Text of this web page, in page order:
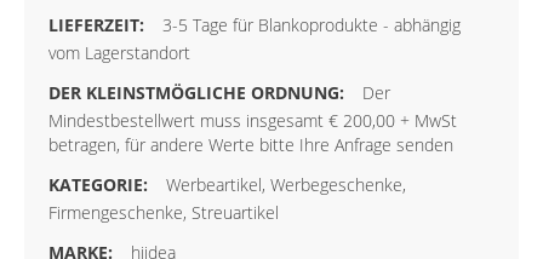
3-5 Tage für Blankoprodukte - abhängig
vom Lagerstandort
Der
Mindestbestellwert muss insgesamt € 200,00 + MwSt
betragen, für andere Werte bitte Ihre Anfrage senden
Werbeartikel, Werbegeschenke,
Firmengeschenke, Streuartikel
hiidea